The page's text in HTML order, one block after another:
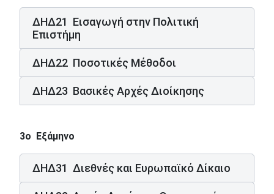
ΔΗΔ21 Εισαγωγή στην Πολιτική
Επιστήμη
ΔΗΔ22 Ποσοτικές Μέθοδοι
ΔΗΔ23 Βασικές Αρχές Διοίκησης
3ο Εξάμηνο
ΔΗΔ31 Διεθνές και Ευρωπαϊκό Δίκαιο